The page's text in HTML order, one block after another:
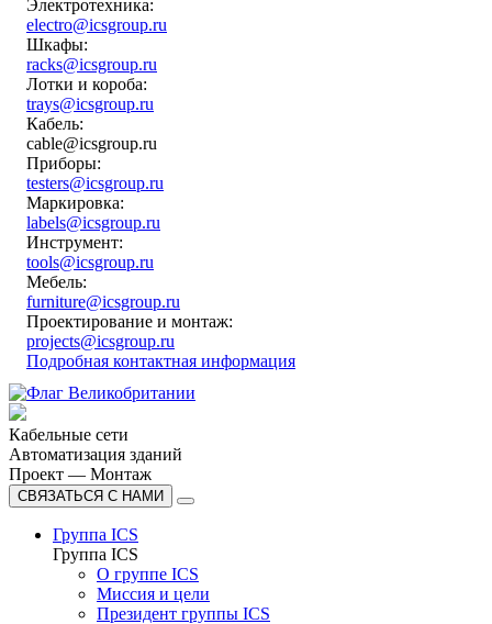
Электротехника:
electro@icsgroup.ru
Шкафы:
racks@icsgroup.ru
Лотки и короба:
trays@icsgroup.ru
Кабель:
cable@icsgroup.ru
Приборы:
testers@icsgroup.ru
Маркировка:
labels@icsgroup.ru
Инструмент:
tools@icsgroup.ru
Мебель:
furniture@icsgroup.ru
Проектирование и монтаж:
projects@icsgroup.ru
Подробная контактная информация
Кабельные сети
Автоматизация зданий
Проект — Монтаж
СВЯЗАТЬСЯ С НАМИ
Группа ICS
Группа ICS
О группе ICS
Миссия и цели
Президент группы ICS